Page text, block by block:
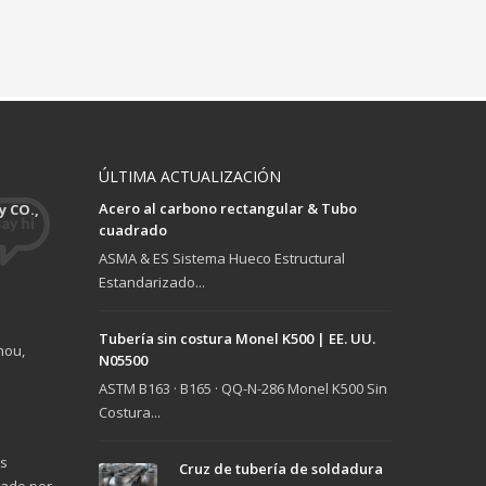
CO.,
ÚLTIMA ACTUALIZACIÓN
Acero al carbono rectangular & Tubo
cuadrado
ASMA & ES Sistema Hueco Estructural
Estandarizado...
Tubería sin costura Monel K500 | EE. UU.
N05500
ASTM B163 · B165 · QQ-N-286 Monel K500 Sin
Costura...
Cruz de tubería de soldadura